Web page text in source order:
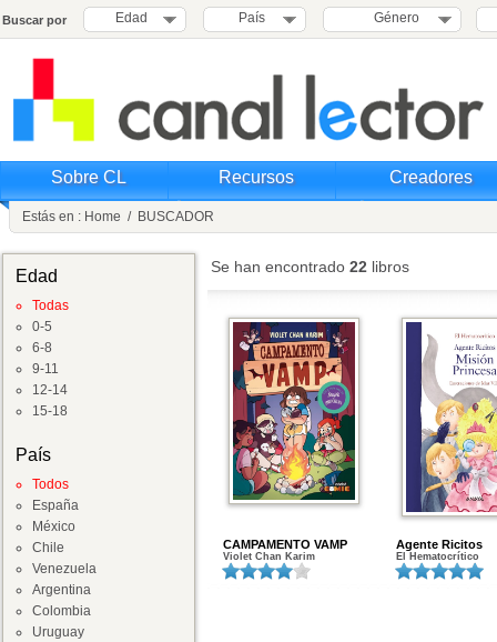
Buscar por Edad País Género
Sobre CL Recursos Creadores
Estás en : Home / BUSCADOR
Edad
Todas
0-5
6-8
9-11
12-14
15-18
País
Todos
España
México
Chile
Venezuela
Argentina
Colombia
Uruguay
Se han encontrado 22 libros
CAMPAMENTO VAMP
Violet Chan Karim
Agente Ricitos
El Hematocrítico